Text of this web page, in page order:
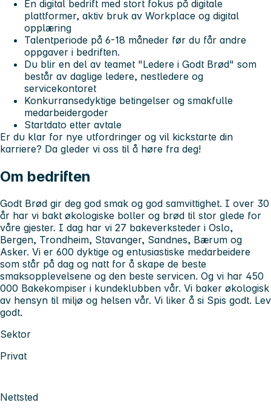
En digital bedrift med stort fokus på digitale
plattformer, aktiv bruk av Workplace og digital
opplæring
Talentperiode på 6-18 måneder før du får andre
oppgaver i bedriften.
Du blir en del av teamet "Ledere i Godt Brød" som
består av daglige ledere, nestledere og
servicekontoret
Konkurransedyktige betingelser og smakfulle
medarbeidergoder
Startdato etter avtale
Er du klar for nye utfordringer og vil kickstarte din
karriere? Da gleder vi oss til å høre fra deg!
Om bedriften
Godt Brød gir deg god smak og god samvittighet. I over 30
år har vi bakt økologiske boller og brød til stor glede for
våre gjester. I dag har vi 27 bakeverksteder i Oslo,
Bergen, Trondheim, Stavanger, Sandnes, Bærum og
Asker. Vi er 600 dyktige og entusiastiske medarbeidere
som står på dag og natt for å skape de beste
smaksopplevelsene og den beste servicen. Og vi har 450
000 Bakekompiser i kundeklubben vår. Vi baker økologisk
av hensyn til miljø og helsen vår. Vi liker å si Spis godt. Lev
godt.
Sektor
Privat
Nettsted